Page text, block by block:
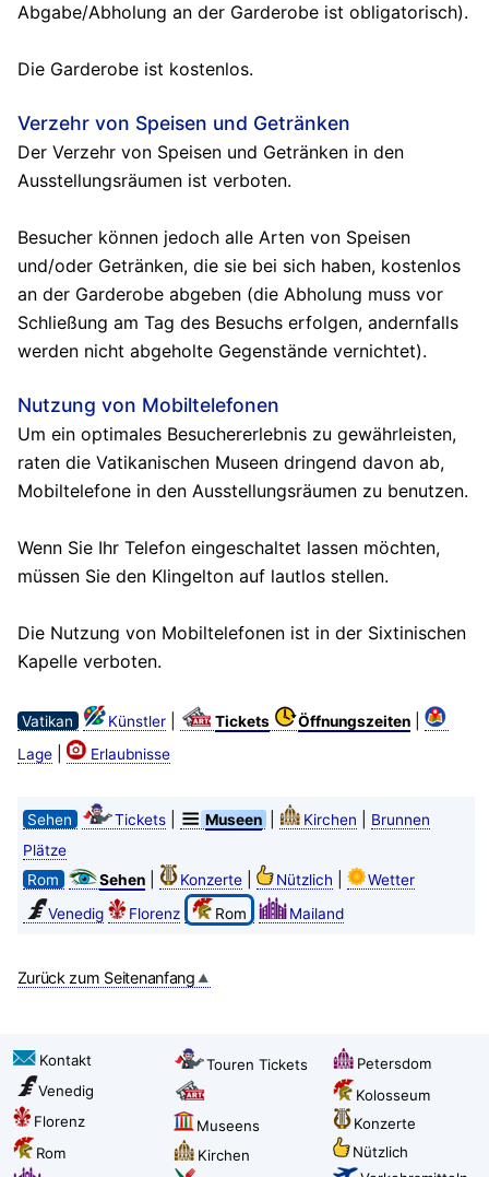
Abgabe/Abholung an der Garderobe ist obligatorisch).
Die Garderobe ist kostenlos.
Verzehr von Speisen und Getränken
Der Verzehr von Speisen und Getränken in den
Ausstellungsräumen ist verboten.
Besucher können jedoch alle Arten von Speisen
und/oder Getränken, die sie bei sich haben, kostenlos
an der Garderobe abgeben (die Abholung muss vor
Schließung am Tag des Besuchs erfolgen, andernfalls
werden nicht abgeholte Gegenstände vernichtet).
Nutzung von Mobiltelefonen
Um ein optimales Besuchererlebnis zu gewährleisten,
raten die Vatikanischen Museen dringend davon ab,
Mobiltelefone in den Ausstellungsräumen zu benutzen.
Wenn Sie Ihr Telefon eingeschaltet lassen möchten,
müssen Sie den Klingelton auf lautlos stellen.
Die Nutzung von Mobiltelefonen ist in der Sixtinischen
Kapelle verboten.
Vatikan Künstler| Tickets Öffnungszeiten|
Lage| Erlaubnisse
Sehen Tickets| Museen Kirchen
Brunnen
Plätze
Rom
Sehen| Konzerte| Nützlich
Wetter
Venedig
Florenz Rom Mailand
Zurück zum Seitenanfang
Kontakt
Venedig
Florenz
Rom
Touren Tickets
Museens
Kirchen
Petersdom
Kolosseum
Konzerte
Nützlich